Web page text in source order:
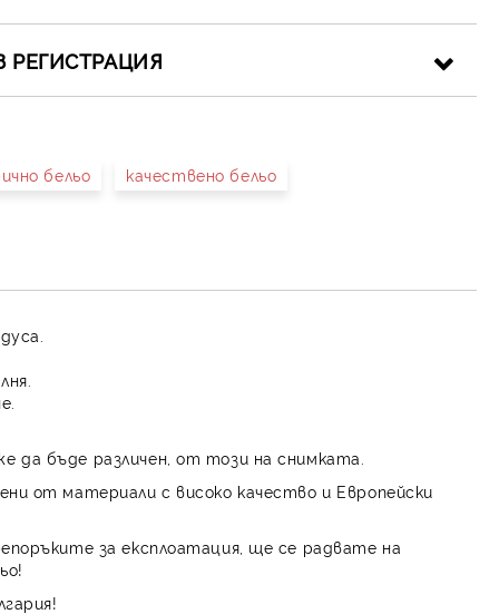
РЕГИСТРАЦИЯ
бельо качествено бельо
да бъде различен, от този на снимката.
от материали с високо качество и Европейски
за експлоатация, ще се радвате на